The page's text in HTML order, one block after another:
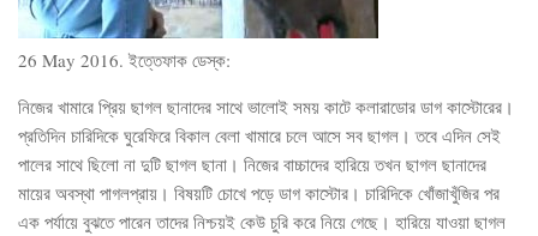
26 May 2016. ইত্তেফাক ডেস্ক:
নিজের খামারে প্রিয় ছাগল ছানাদের সাথে ভালোই সময় কাটে কলারাডোর ডাগ কাস্টোরের।
প্রতিদিন চারিদিকে ঘুরেফিরে বিকাল বেলা খামারে চলে আসে সব ছাগল। তবে এদিন সেই
পালের সাথে ছিলো না দুটি ছাগল ছানা। নিজের বাচ্চাদের হারিয়ে তখন ছাগল ছানাদের
মায়ের অবস্থা পাগলপ্রায়। বিষয়টি চোখে পড়ে ডাগ কাস্টোর। চারিদিকে খোঁজাখুঁজির পর
এক পর্যায়ে বুঝতে পারেন তাদের নিশ্চয়ই কেউ চুরি করে নিয়ে গেছে। হারিয়ে যাওয়া ছাগল